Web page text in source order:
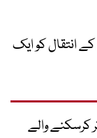
انتقال کو ایک
کرسکنے والے